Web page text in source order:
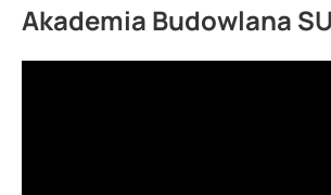
Akademia Budowlana